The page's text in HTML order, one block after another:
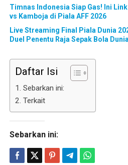
Timnas Indonesia Siap Gas! Ini
vs Kamboja di Piala AFF 2026
Live Streaming Final Piala Dunia
Duel Penentu Raja Sepak Bola
Daftar Isi
Sebarkan ini:
Terkait
Sebarkan ini: